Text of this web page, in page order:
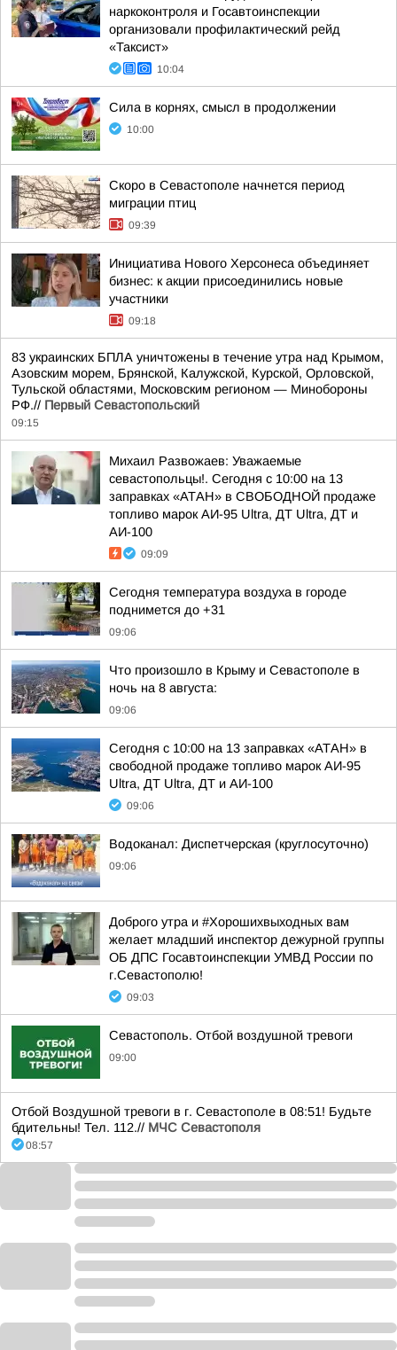
наркоконтроля и Госавтоинспекции
организовали профилактический рейд
«Таксист»
10:04
Сила в корнях, смысл в продолжении
10:00
Скоро в Севастополе начнется период
миграции птиц
09:39
Инициатива Нового Херсонеса объединяет
бизнес: к акции присоединились новые
участники
09:18
83 украинских БПЛА уничтожены в течение утра над Крымом,
Азовским морем, Брянской, Калужской, Курской, Орловской,
Тульской областями, Московским регионом — Минобороны
РФ.// Первый Севастопольский
09:15
Михаил Развожаев: Уважаемые
севастопольцы!. Сегодня с 10:00 на 13
заправках «АТАН» в СВОБОДНОЙ продаже
топливо марок АИ-95 Ultra, ДТ Ultra, ДТ и
АИ-100
09:09
Сегодня температура воздуха в городе
поднимется до +31
09:06
Что произошло в Крыму и Севастополе в
ночь на 8 августа:
09:06
Сегодня с 10:00 на 13 заправках «АТАН» в
свободной продаже топливо марок АИ-95
Ultra, ДТ Ultra, ДТ и АИ-100
09:06
Водоканал: Диспетчерская (круглосуточно)
09:06
Доброго утра и #Хорошихвыходных вам
желает младший инспектор дежурной группы
ОБ ДПС Госавтоинспекции УМВД России по
г.Севастополю!
09:03
Севастополь. Отбой воздушной тревоги
09:00
Отбой Воздушной тревоги в г. Севастополе в 08:51! Будьте
бдительны! Тел. 112.// МЧС Севастополя
08:57